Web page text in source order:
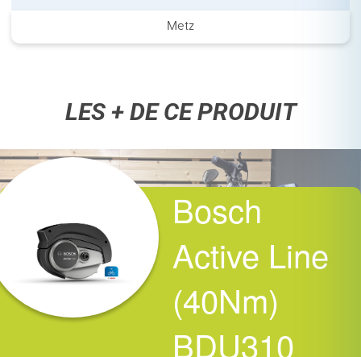
Metz
LES + DE CE PRODUIT
Bosch
Active Line
(40Nm)
BDU310